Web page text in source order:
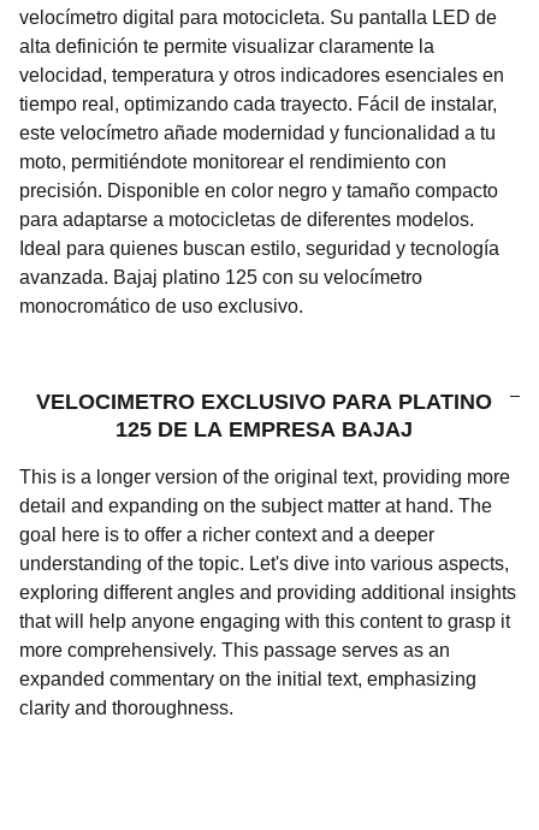
velocímetro digital para motocicleta. Su pantalla LED de
alta definición te permite visualizar claramente la
velocidad, temperatura y otros indicadores esenciales en
tiempo real, optimizando cada trayecto. Fácil de instalar,
este velocímetro añade modernidad y funcionalidad a tu
moto, permitiéndote monitorear el rendimiento con
precisión. Disponible en color negro y tamaño compacto
para adaptarse a motocicletas de diferentes modelos.
Ideal para quienes buscan estilo, seguridad y tecnología
avanzada. Bajaj platino 125 con su velocímetro
monocromático de uso exclusivo.
VELOCIMETRO EXCLUSIVO PARA PLATINO
125 DE LA EMPRESA BAJAJ
This is a longer version of the original text, providing more
detail and expanding on the subject matter at hand. The
goal here is to offer a richer context and a deeper
understanding of the topic. Let's dive into various aspects,
exploring different angles and providing additional insights
that will help anyone engaging with this content to grasp it
more comprehensively. This passage serves as an
expanded commentary on the initial text, emphasizing
clarity and thoroughness.